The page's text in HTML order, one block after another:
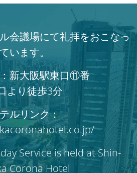
会議場にて礼拝をおこなっ
ています。
新大阪駅東口⑪番
より徒歩3分
ルリンク：
Service is held at Shin-
Corona Hotel